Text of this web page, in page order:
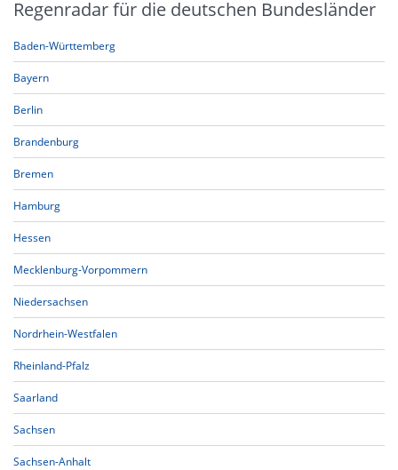
Regenradar für die deutschen Bundesländer
Baden-Württemberg
Bayern
Berlin
Brandenburg
Bremen
Hamburg
Hessen
Mecklenburg-Vorpommern
Niedersachsen
Nordrhein-Westfalen
Rheinland-Pfalz
Saarland
Sachsen
Sachsen-Anhalt